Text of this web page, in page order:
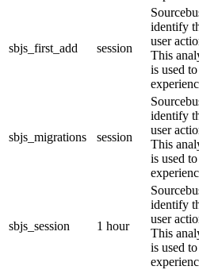
sbjs_first_add session
identify
user
This
is used
sbjs_migrations session
identify
user
This
is used
sbjs_session 1 hour
identify
user
This
is used